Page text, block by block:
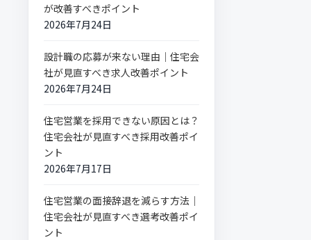
が改善すべきポイント
2026年7月24日
設計職の応募が来ない理由｜住宅会
社が見直すべき求人改善ポイント
2026年7月24日
住宅営業を採用できない原因とは？
住宅会社が見直すべき採用改善ポイ
ント
2026年7月17日
住宅営業の面接辞退を減らす方法｜
住宅会社が見直すべき選考改善ポイ
ント